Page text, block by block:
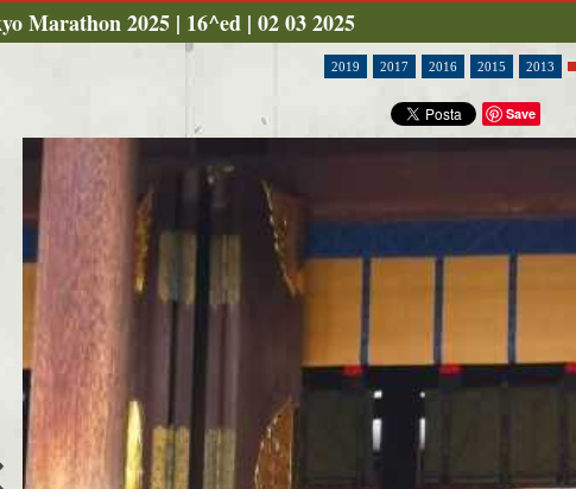
Marathon 2025 | 16^ed | 02 03 2025
2019 2017 2016 2015 2013
Save